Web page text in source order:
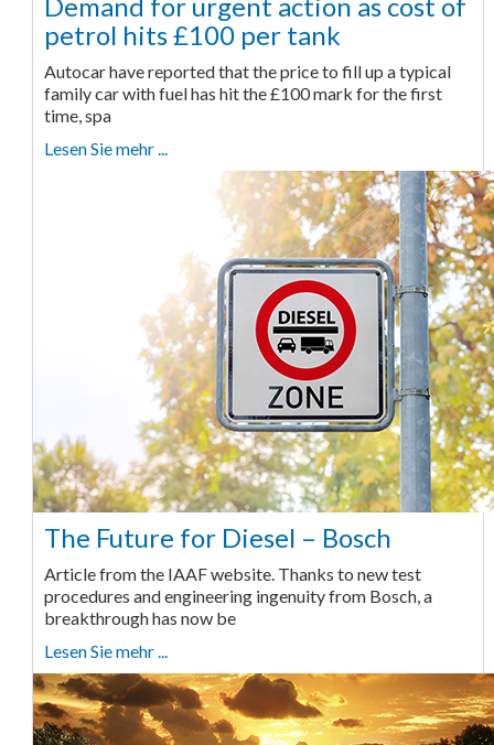
petrol hits £100 per tank
Autocar have reported that the price to fill up a typical
family car with fuel has hit the £100 mark for the first
time, spa
Lesen Sie mehr ...
The Future for Diesel – Bosch
Article from the IAAF website. Thanks to new test
procedures and engineering ingenuity from Bosch, a
breakthrough has now be
Lesen Sie mehr ...